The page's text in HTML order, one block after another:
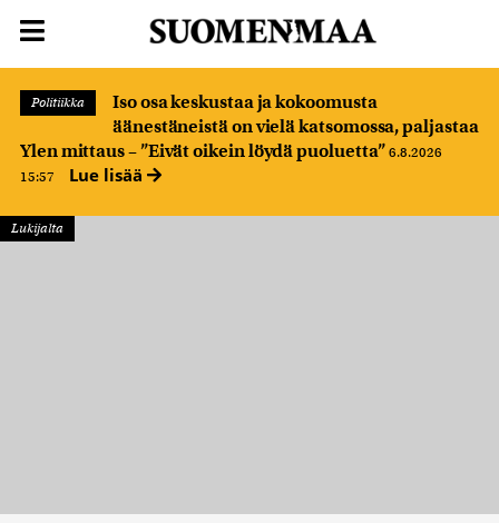
Politiikka
Iso osa keskustaa ja kokoomusta
äänestäneistä on vielä katsomossa, paljastaa
Ylen mittaus – ”Eivät oikein löydä puoluetta” 6.8.2026
15:57
Lue lisää
Lukijalta